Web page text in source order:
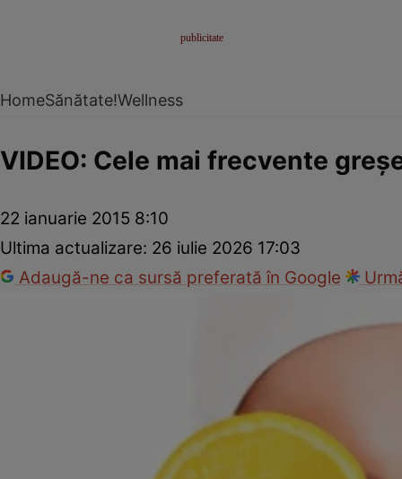
HomeSănătate!Wellness
VIDEO: Cele mai frecvente
22 ianuarie 2015 8:10
Ultima actualizare: 26 iulie 2026 17:03
Adaugă-ne ca sursă preferată în Google